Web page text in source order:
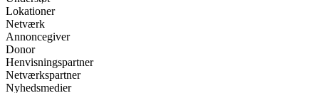
Lokationer
Netværk
Annoncegiver
Donor
Henvisningspartner
Netværkspartner
Nyhedsmedier